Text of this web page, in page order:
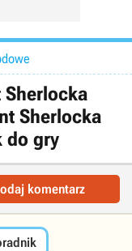
Sherlocka
Sherlocka
do gry
komentarz